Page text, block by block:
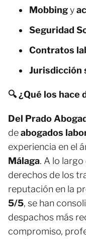
Mobbingy
Seguridad
Contratos
Jurisdicción
🔍 ¿Qué los hace
Del Prado
deabogados
experiencia en el
Málaga. A lo
derechos de los
reputación en la
5/5, se han
despachos más
compromiso,